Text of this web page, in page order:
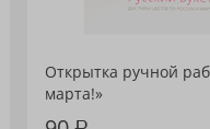
Открытка ручной
марта!»